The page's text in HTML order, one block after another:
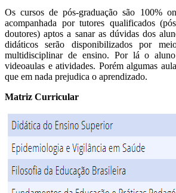
Os cursos de pós-graduação são 100%
acompanhada por tutores qualificados
doutores) aptos a sanar as dúvidas dos
didáticos serão disponibilizados por
multidisciplinar de ensino. Por lá o
videoaulas e atividades. Porém algumas
que em nada prejudica o aprendizado.
Matriz Curricular